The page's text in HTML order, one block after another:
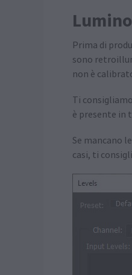
Prima di
sono
non è
Ti
è presente in
Se mancano
casi, ti